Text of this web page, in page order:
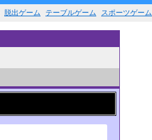
脱出ゲーム テーブルゲーム スポーツゲーム